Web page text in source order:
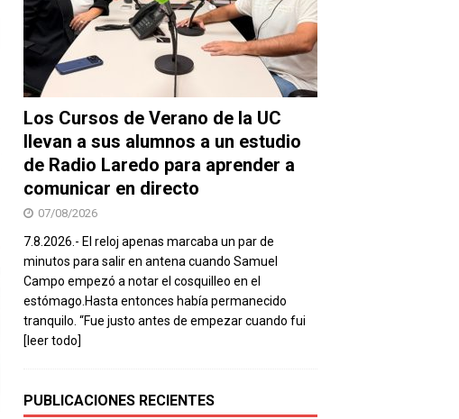
Los Cursos de Verano de la UC
llevan a sus alumnos a un estudio
de Radio Laredo para aprender a
comunicar en directo
07/08/2026
7.8.2026.- El reloj apenas marcaba un par de
minutos para salir en antena cuando Samuel
Campo empezó a notar el cosquilleo en el
estómago.Hasta entonces había permanecido
tranquilo. “Fue justo antes de empezar cuando fui
[leer todo]
PUBLICACIONES RECIENTES